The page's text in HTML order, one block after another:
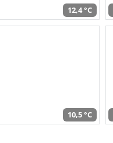
12,4 °C
10,5 °C